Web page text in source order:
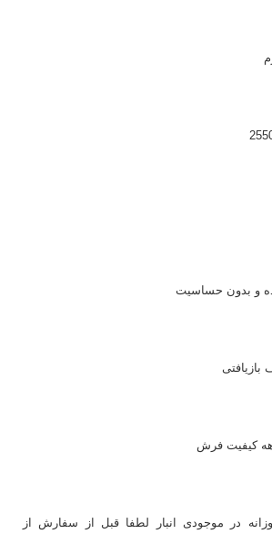
بازیافتی
در موجودی انبار لطفا قبل از سفارش از